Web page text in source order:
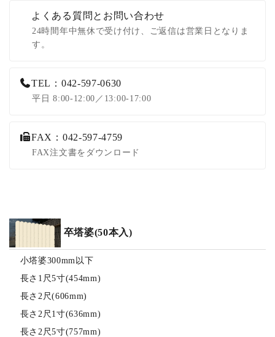
よくある質問とお問い合わせ
24時間年中無休で受け付け、ご返信は営業日となりま
す。
TEL：042-597-0630
平日 8:00-12:00／13:00-17:00
FAX：042-597-4759
FAX注文書をダウンロード
卒塔婆(50本入)
小塔婆300mm以下
長さ1尺5寸(454mm)
長さ2尺(606mm)
長さ2尺1寸(636mm)
長さ2尺5寸(757mm)